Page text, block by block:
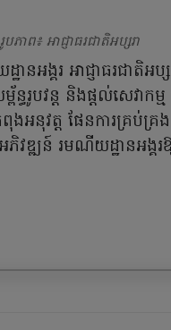
រូបភាព៖ អាជ្ញាធរជាតិអប្សរា
អង្គរ អាជ្ញាធរជាតិអប្
ព័ន្ធរូបវន្ត និងផ្តល់សេវ
កំពុងអនុវត្ត ផែនការគ្
ឍន៍ រមណីយដ្ឋានអង្គរឱ្